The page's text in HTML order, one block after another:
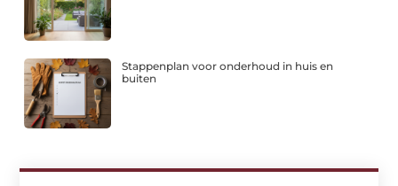
Stappenplan voor onderhoud in huis en
buiten